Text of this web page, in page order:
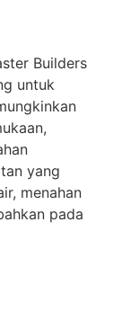
Builders
untuk
yang
menahan
pada